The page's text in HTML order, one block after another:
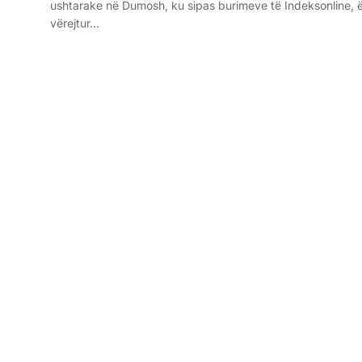
ushtarake në Dumosh, ku sipas burimeve të Indeksonline,
vërejtur…